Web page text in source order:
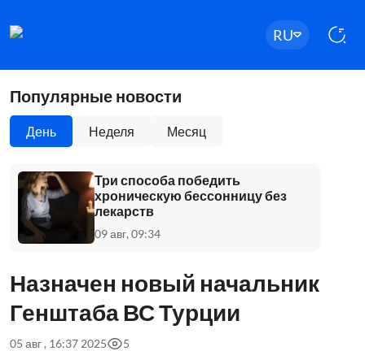
RU
Популярные новости
День Неделя Месяц
Три способа победить
хроническую бессонницу без
лекарств
09 авг, 09:34
Назначен новый начальник
Генштаба ВС Турции
05 авг , 16:37 2025 5